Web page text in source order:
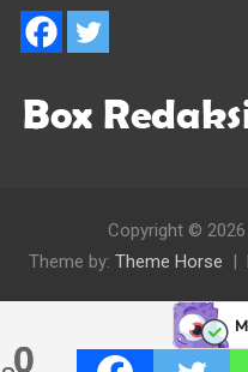
0
0
Copyright © 2026
Theme by: Theme Horse